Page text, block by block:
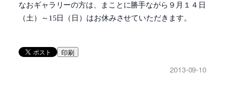
なおギャラリーの方は、まことに勝手ながら ９月１４日
（土）～15日（日）はお休みさせていただきます。
印刷
2013-09-10